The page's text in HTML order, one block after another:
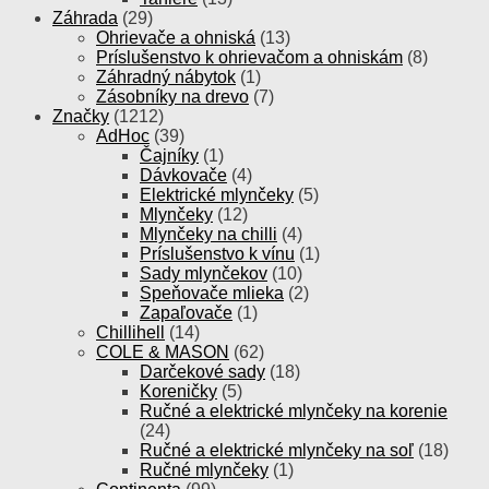
Záhrada (29)
Ohrievače a ohniská (13)
Príslušenstvo k ohrievačom a ohniskám (8)
Záhradný nábytok (1)
Zásobníky na drevo (7)
Značky (1212)
AdHoc (39)
Čajníky (1)
Dávkovače (4)
Elektrické mlynčeky (5)
Mlynčeky (12)
Mlynčeky na chilli (4)
Príslušenstvo k vínu (1)
Sady mlynčekov (10)
Speňovače mlieka (2)
Zapaľovače (1)
Chillihell
(14)
COLE & MASON (62)
Darčekové sady (18)
Koreničky (5)
Ručné a elektrické mlynčeky na korenie
(24)
Ručné a elektrické mlynčeky na soľ (18)
Ručné mlynčeky (1)